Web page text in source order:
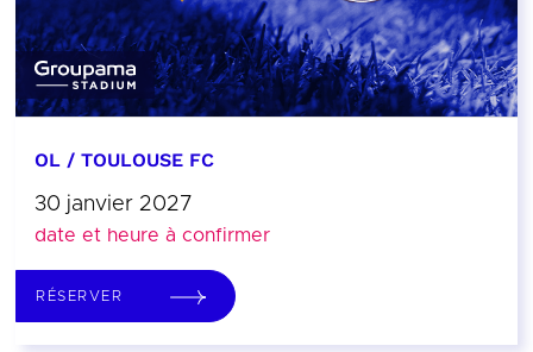
OL / TOULOUSE FC
30 janvier 2027
date et heure à confirmer
RÉSERVER